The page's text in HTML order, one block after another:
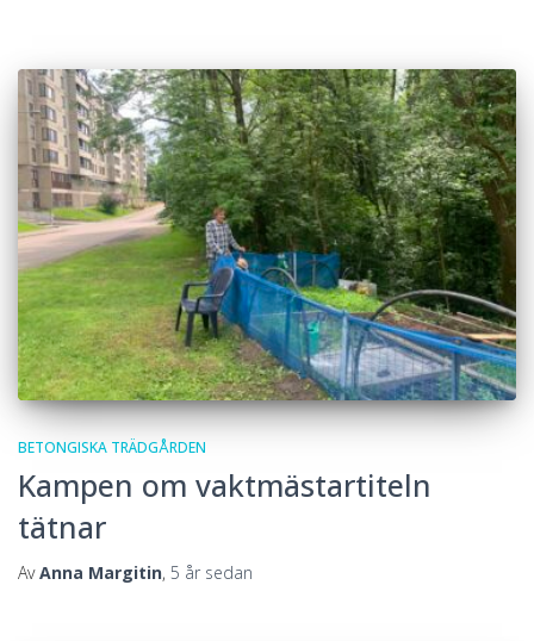
BETONGISKA TRÄDGÅRDEN
Kampen om vaktmästartiteln
tätnar
AvAnna Margitin, 5 år sedan